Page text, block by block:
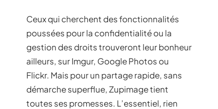
Ceux qui cherchent des fonctionnalités
poussées pour la confidentialité ou la
gestion des droits trouveront leur bonheur
ailleurs, sur Imgur, Google Photos ou
Flickr. Mais pour un partage rapide, sans
démarche superflue, Zupimage tient
toutes ses promesses. L’essentiel, rien